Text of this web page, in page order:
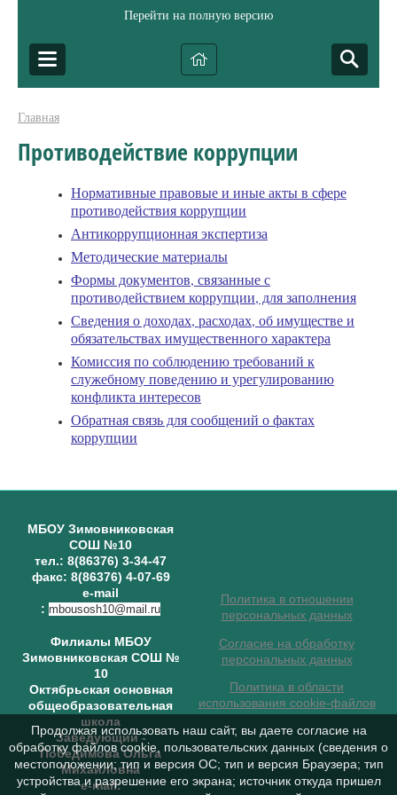
Перейти на полную версию
Главная
Противодействие коррупции
Нормативные правовые и иные акты в сфере
противодействия коррупции
Антикоррупционная экспертиза
Методические материалы
Формы документов, связанные с
противодействием коррупции, для заполнения
Сведения о доходах, расходах, об имуществе и
обязательствах имущественного характера
Комиссия по соблюдению требований к
служебному поведению и урегулированию
конфликта интересов
Обратная связь для сообщений о фактах
коррупции
МБОУ Зимовниковская
СОШ №10
тел.: 8(86376) 3-34-47
факс: 8(86376) 4-07-69
e-mail
: mbousosh10@mail.ru
Филиалы МБОУ
Зимовниковская СОШ №
10
Октябрьская основная
общеобразовательная
школа
Заведующий-
Победимова Ольга
Михайловна
e-mail:
Политика в отношении
персональных данных
Согласие на обработку
персональных данных
Политика в области
использования cookie-файлов
Продолжая использовать наш сайт, вы даете согласие на
обработку файлов cookie, пользовательских данных (сведения о
местоположении; тип и версия ОС; тип и версия Браузера; тип
устройства и разрешение его экрана; источник откуда пришел